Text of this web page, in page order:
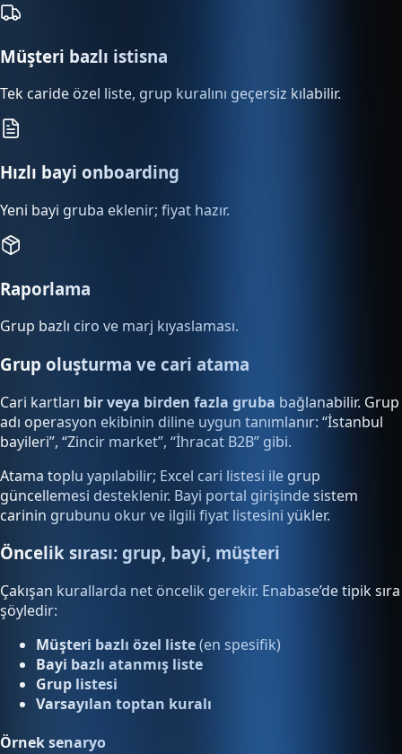
Müşteri bazlı istisna
Tek caride özel liste, grup kuralını geçersiz kılabilir.
Hızlı bayi onboarding
Yeni bayi gruba eklenir; fiyat hazır.
Raporlama
Grup bazlı ciro ve marj kıyaslaması.
Grup oluşturma ve cari atama
Cari kartları bir veya birden fazla gruba bağlanabilir. Grup
adı operasyon ekibinin diline uygun tanımlanır: “İstanbul
bayileri”, “Zincir market”, “İhracat B2B” gibi.
Atama toplu yapılabilir; Excel cari listesi ile grup
güncellemesi desteklenir. Bayi portal girişinde sistem
carinin grubunu okur ve ilgili fiyat listesini yükler.
Öncelik sırası: grup, bayi, müşteri
Çakışan kurallarda net öncelik gerekir. Enabase’de tipik sıra
şöyledir:
Müşteri bazlı özel liste(en spesifik)
Bayi bazlı atanmış liste
Grup listesi
Varsayılan toptan kuralı
Örnek senaryo